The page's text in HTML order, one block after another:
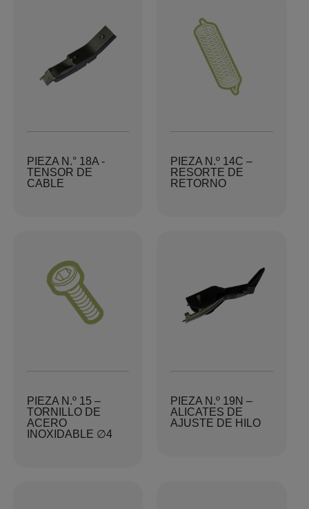
PIEZA N.° 18A -
TENSOR DE
CABLE
PIEZA N.º 14C –
RESORTE DE
RETORNO
PIEZA N.º 15 –
TORNILLO DE
ACERO
INOXIDABLE ∅4
PIEZA N.º 19N –
ALICATES DE
AJUSTE DE HILO